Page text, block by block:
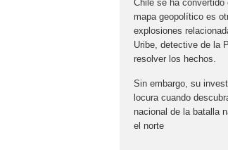
Chile se ha convertido
mapa geopolítico es
explosiones
Uribe, detective de la
resolver los hechos.
Sin embargo, su
locura cuando
nacional de la batalla
el norte